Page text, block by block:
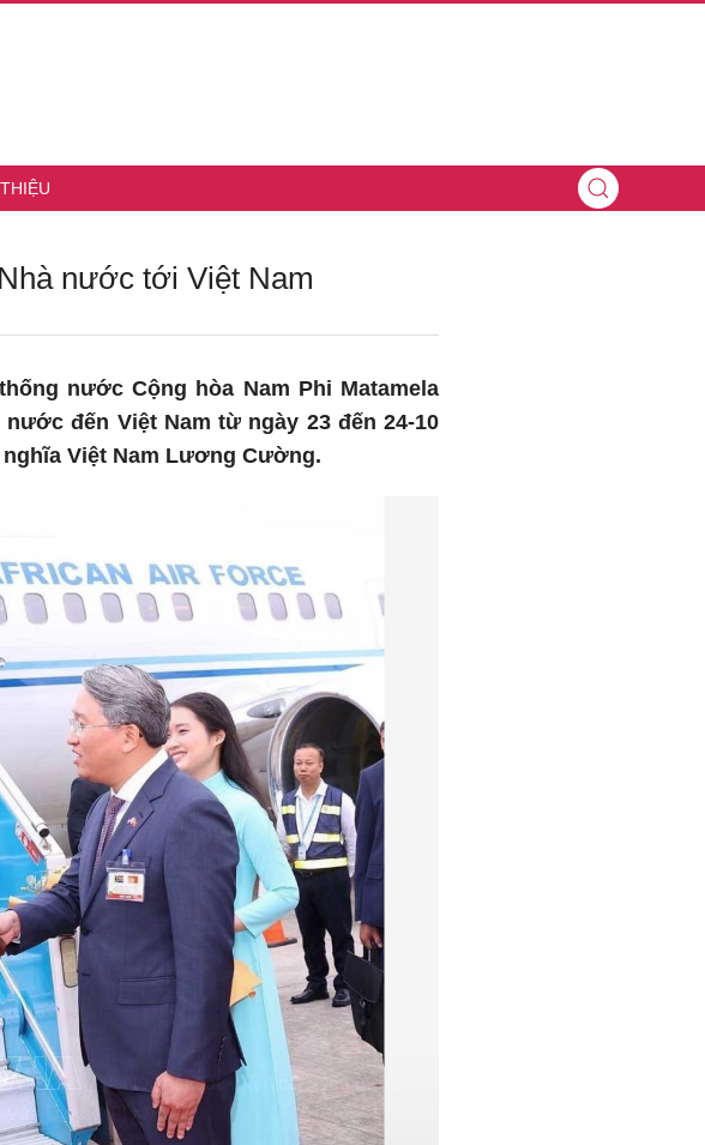
nước tới Việt Nam
nước Cộng hòa Nam Phi Matamela
đến Việt Nam từ ngày 23 đến 24-10
Việt Nam Lương Cường.
đến Hà Nội, bắt đầu thăm cấp Nhà nước
Văn Điệp – TTXVN